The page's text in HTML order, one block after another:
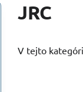
JRC
V tejto